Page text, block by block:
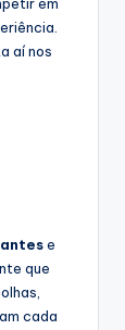
em
aí nos
e
que
cada